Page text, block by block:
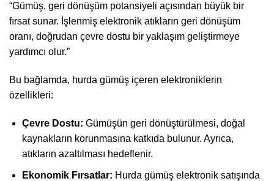
“Gümüş, geri dönüşüm potansiyeli açısından büyük bir
fırsat sunar. İşlenmiş elektronik atıkların geri dönüşüm
oranı, doğrudan çevre dostu bir yaklaşım geliştirmeye
yardımcı olur.”
Bu bağlamda, hurda gümüş içeren elektroniklerin
özellikleri:
Çevre Dostu: Gümüşün geri dönüştürülmesi, doğal
kaynakların korunmasına katkıda bulunur. Ayrıca,
atıkların azaltılması hedeflenir.
Ekonomik Fırsatlar: Hurda gümüş elektronik satışında